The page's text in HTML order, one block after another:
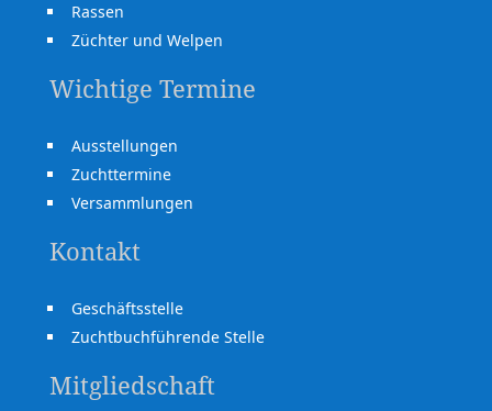
Rassen
Züchter und Welpen
Wichtige Termine
Ausstellungen
Zuchttermine
Versammlungen
Kontakt
Geschäftsstelle
Zuchtbuchführende Stelle
Mitgliedschaft